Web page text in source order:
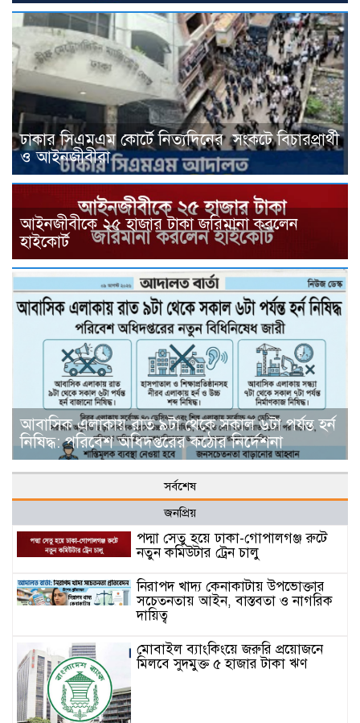
ঢাকার সিএমএম কোর্টে নিত্যদিনের সংকটে বিচারপ্রার্থী
ও আইনজীবীরা
আইনজীবীকে ২৫ হাজার টাকা জরিমানা করলেন
হাইকোর্ট
আবাসিক এলাকায় রাত ৯টা থেকে সকাল ৬টা পর্যন্ত হর্ন
নিষিদ্ধ: পরিবেশ অধিদপ্তরের কঠোর নির্দেশনা
সর্বশেষ
জনপ্রিয়
পদ্মা সেতু হয়ে ঢাকা-গোপালগঞ্জ রুটে
নতুন কমিউটার ট্রেন চালু
নিরাপদ খাদ্য কেনাকাটায় উপভোক্তার
সচেতনতায় আইন, বাস্তবতা ও নাগরিক
দায়িত্ব
মোবাইল ব্যাংকিংয়ে জরুরি প্রয়োজনে
মিলবে সুদমুক্ত ৫ হাজার টাকা ঋণ